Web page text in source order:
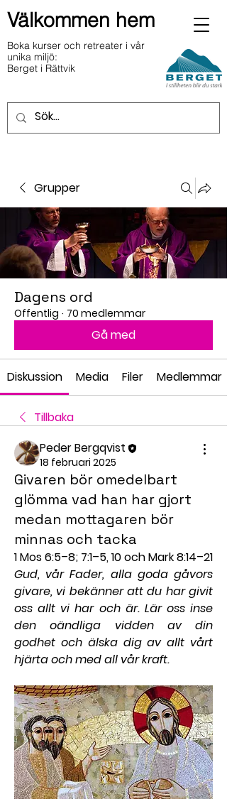
Välkommen hem
Boka kurser och retreater i vår
unika miljö:
Berget i Rättvik
Grupper
Dagens ord
Offentlig · 70 medlemmar
Gå med
Diskussion Media Filer Medlemmar
Tillbaka
Peder Bergqvist
18 februari 2025
Givaren bör omedelbart
glömma vad han har gjort
medan mottagaren bör
minnas och tacka
1 Mos 6:5–8; 7:1–5, 10 och Mark 8:14–21
Gud, vår Fader, alla goda gåvors
givare, vi bekänner att du har givit
oss allt vi har och är. Lär oss inse
den oändliga vidden av din
godhet och älska dig av allt vårt
hjärta och med all vår kraft.